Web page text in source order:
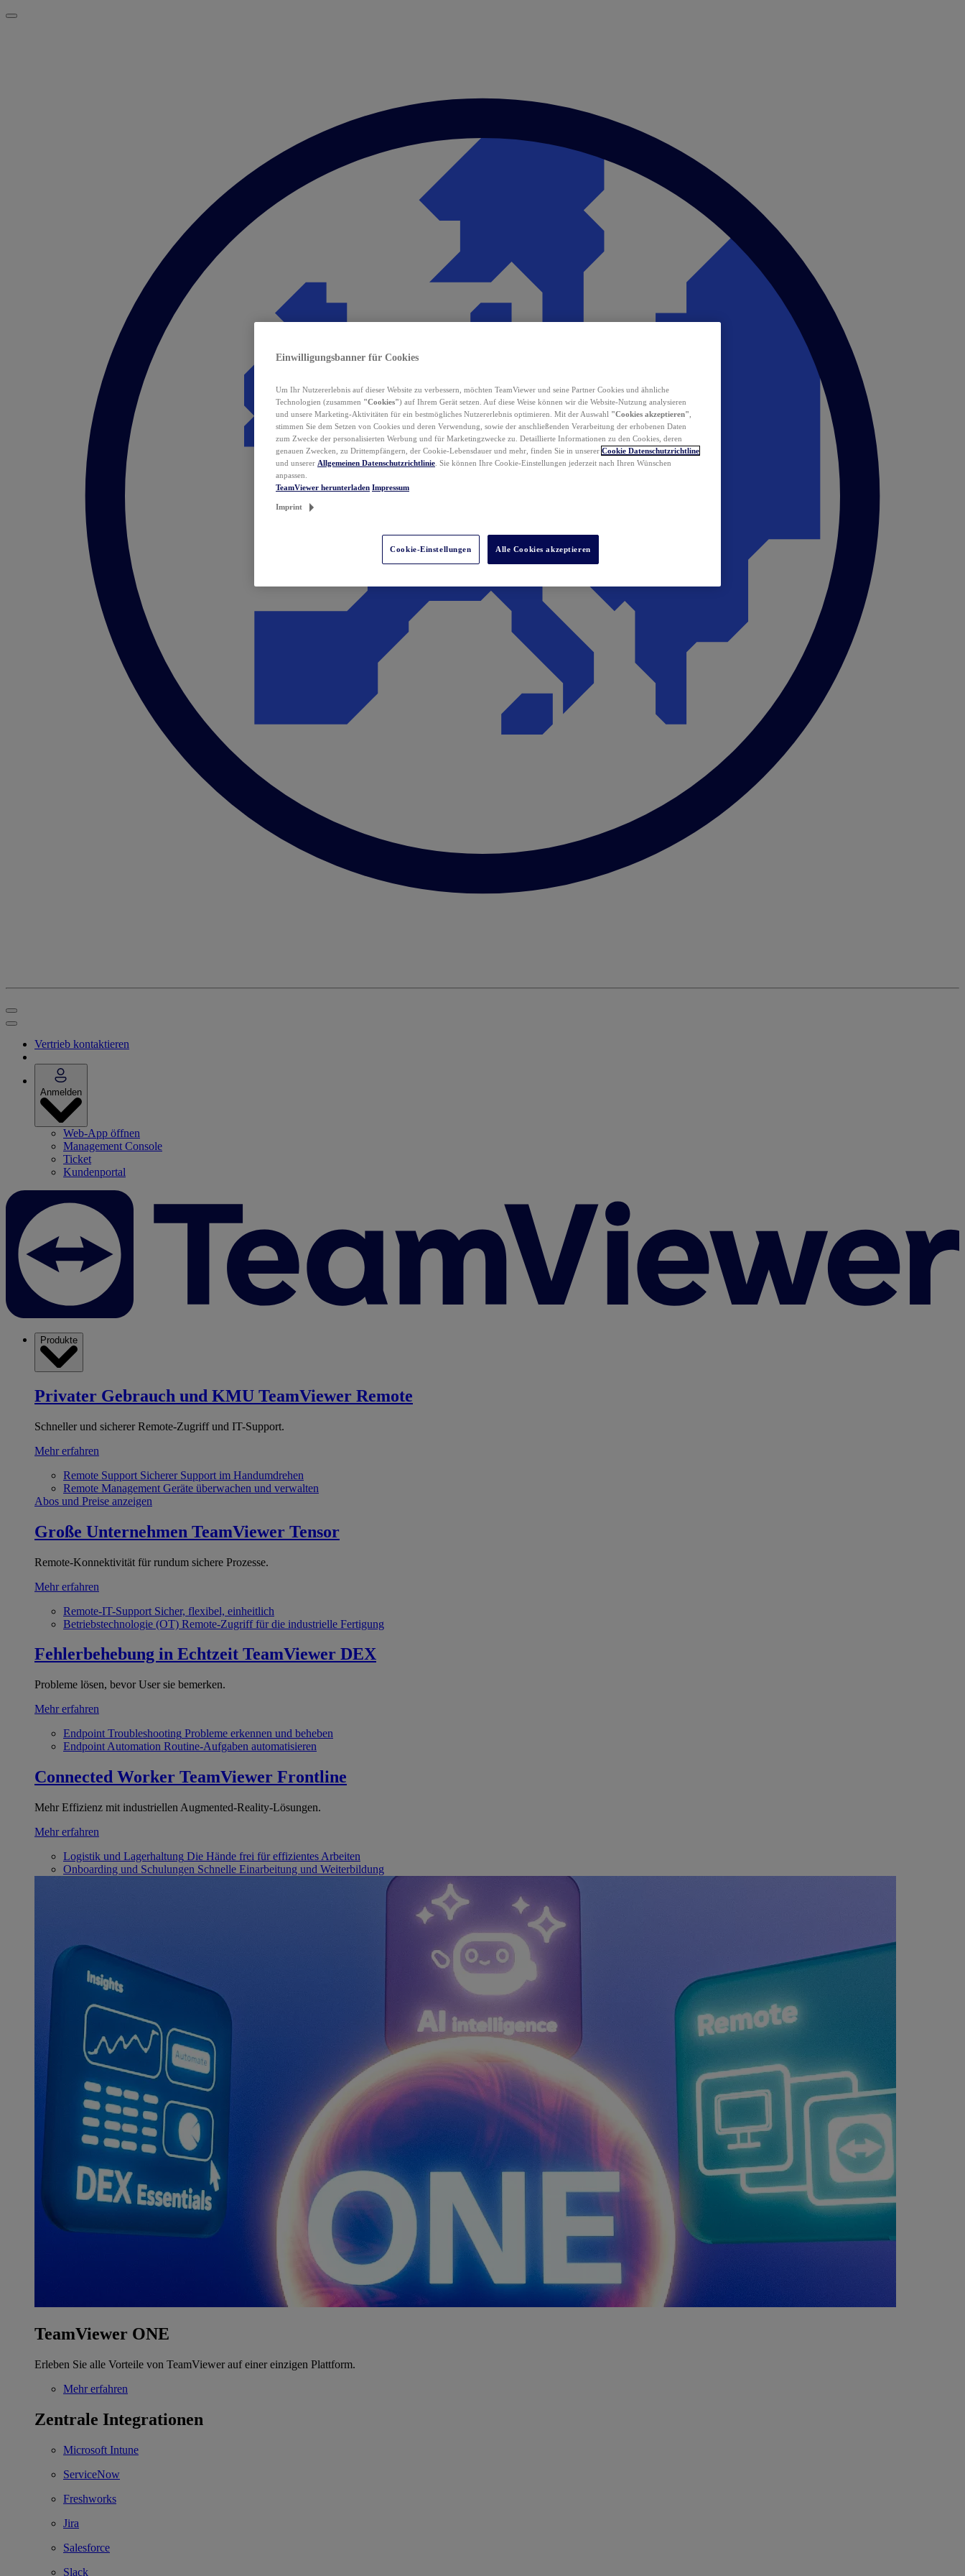
Vertrieb kontaktieren
Anmelden
Web-App öffnen
Management Console
Ticket
Kundenportal
Produkte
Privater Gebrauch und KMU TeamViewer Remote
Schneller und sicherer Remote-Zugriff und IT-Support.
Mehr erfahren
Remote Support Sicherer Support im Handumdrehen
Remote Management Geräte überwachen und verwalten
Abos und Preise anzeigen
Große Unternehmen TeamViewer Tensor
Remote-Konnektivität für rundum sichere Prozesse.
Mehr erfahren
Remote-IT-Support Sicher, flexibel, einheitlich
Betriebstechnologie (OT) Remote-Zugriff für die industrielle Fertigung
Fehlerbehebung in Echtzeit TeamViewer DEX
Probleme lösen, bevor User sie bemerken.
Mehr erfahren
Endpoint Troubleshooting Probleme erkennen und beheben
Endpoint Automation Routine-Aufgaben automatisieren
Connected Worker TeamViewer Frontline
Mehr Effizienz mit industriellen Augmented-Reality-Lösungen.
Mehr erfahren
Logistik und Lagerhaltung Die Hände frei für effizientes Arbeiten
Onboarding und Schulungen Schnelle Einarbeitung und Weiterbildung
TeamViewer ONE
Erleben Sie alle Vorteile von TeamViewer auf einer einzigen Plattform.
Mehr erfahren
Zentrale Integrationen
Microsoft Intune
ServiceNow
Freshworks
Jira
Salesforce
Slack
Einwilligungsbanner für Cookies
Um Ihr Nutzererlebnis auf dieser Website zu verbessern, möchten TeamViewer und seine Partner Cookies und ähnliche
Technologien (zusammen "Cookies") auf Ihrem Gerät setzen. Auf diese Weise können wir die Website-Nutzung analysieren
und unsere Marketing-Aktivitäten für ein bestmögliches Nutzererlebnis optimieren. Mit der Auswahl "Cookies akzeptieren"
stimmen Sie dem Setzen von Cookies und deren Verwendung, sowie der anschließenden Verarbeitung der erhobenen Daten
zum Zwecke der personalisierten Werbung und für Marketingzwecke zu. Detaillierte Informationen zu den Cookies, deren
genauen Zwecken, zu Drittempfängern, der Cookie-Lebensdauer und mehr, finden Sie in unserer Cookie Datenschutzrichtline
und unserer Allgemeinen Datenschutzrichtlinie . Sie können Ihre Cookie-Einstellungen jederzeit nach Ihren Wünschen
anpassen.
TeamViewer herunterladen Impressum
Imprint
Cookie-Einstellungen Alle Cookies akzeptieren